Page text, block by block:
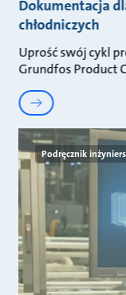
Dokumentacja
chłodniczych
Uprość swój cykl
Grundfos Product
Podręcznik